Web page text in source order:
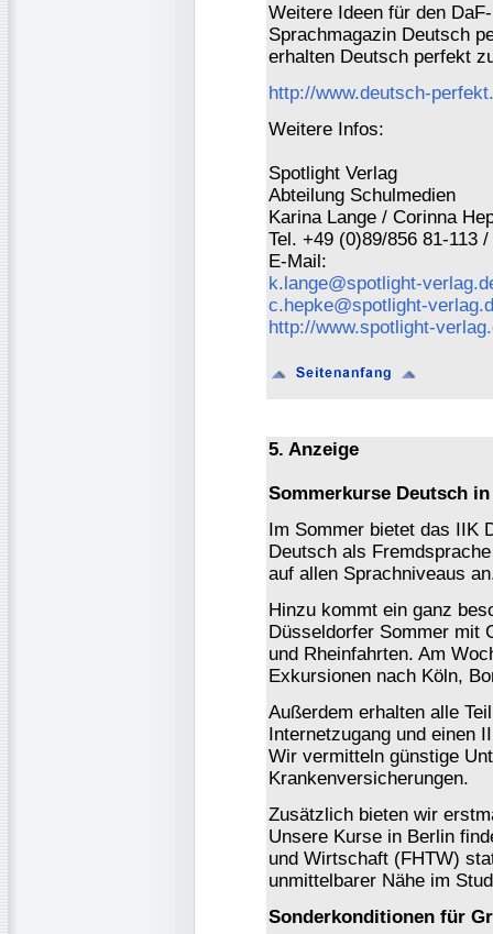
Weitere Ideen für den
Sprachmagazin Deutsch
erhalten Deutsch perfekt
http://www.deutsch-
Weitere Infos:
Spotlight Verlag
Abteilung Schulmedien
Karina Lange / Corinna
Tel. +49 (0)89/856 81-113 /
E-Mail:
k.lange@spotlight-
c.hepke@spotlight-
http://www.spotlight-
5. Anzeige
Sommerkurse Deutsch
Im Sommer bietet das IIK
Deutsch als
auf allen Sprachniveaus
Hinzu kommt ein ganz
Düsseldorfer Sommer mit
und Rheinfahrten. Am
Exkursionen nach Köln,
Außerdem erhalten alle
Internetzugang und einen
Wir vermitteln günstige
Krankenversicherungen.
Zusätzlich bieten wir
Unsere Kurse in Berlin
und Wirtschaft (FHTW)
unmittelbarer Nähe im
Sonderkonditionen für